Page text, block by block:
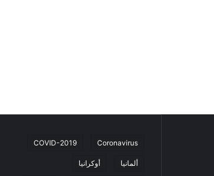
Coronavirus
COVID-2019
ألمانيا أوكرانيا